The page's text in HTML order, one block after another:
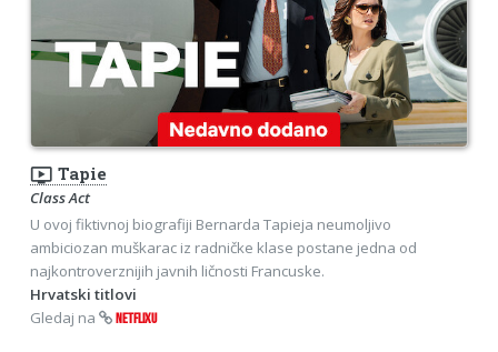
ondemand_video Tapie
Class Act
U ovoj fiktivnoj biografiji Bernarda Tapieja neumoljivo
ambiciozan muškarac iz radničke klase postane jedna od
najkontroverznijih javnih ličnosti Francuske.
Hrvatski titlovi
Gledaj na
NETFLIXU